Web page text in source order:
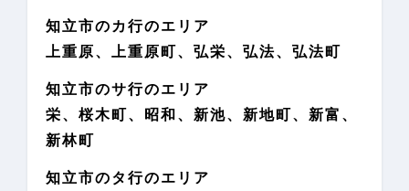
知立市のカ行のエリア
上重原、上重原町、弘栄、弘法、弘法町
知立市のサ行のエリア
栄、桜木町、昭和、新池、新地町、新富、
新林町
知立市のタ行のエリア